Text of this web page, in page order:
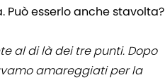
esserlo anche stavolta?
al di là dei tre punti. Dopo
amareggiati per la